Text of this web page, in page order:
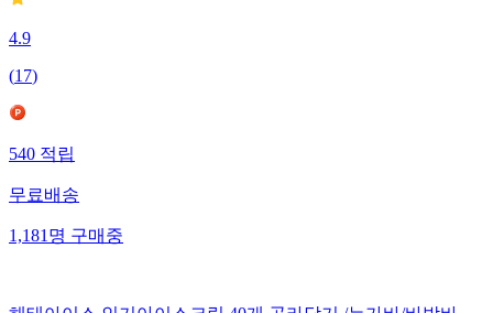
4.9
(17)
540적립
무료배송
1,181명구매중